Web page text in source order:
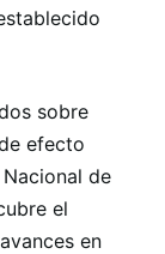
sobre
efecto
de
el
en